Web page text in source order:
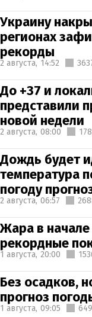
Украину
регионах
рекорды
2 августа, 14:52
До +37 и
представили
новой недели
2 августа, 08:00
Дождь будет
температура
погоду
2 августа, 06:57
Жара в начале
рекордные
1 августа, 20:00
Без осадков,
прогноз
1 августа, 09:05 649